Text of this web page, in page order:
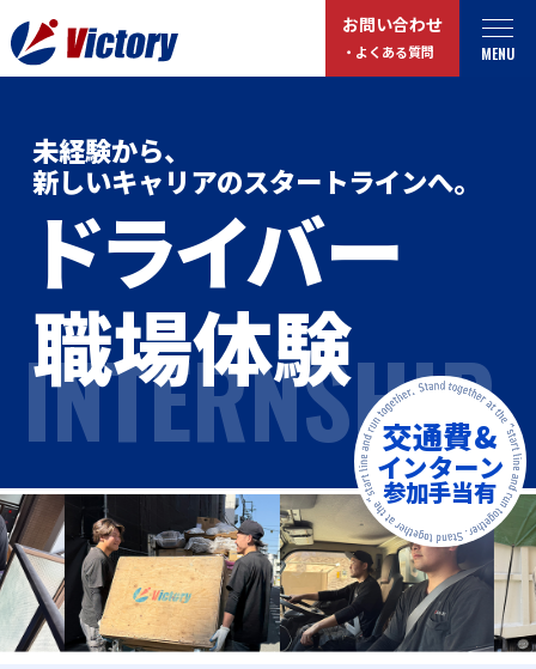
MENU
お問い合わせ
・よくある質問
トップ
事業紹介
総合解体 / 解体事業
産業廃棄物収集/ 運搬
企業概要
私たちについて
事業拠点・工場紹介
サステナビリティ
活動レポート
お役立ちコラム
プライバシーポリシー
お問い合わせ
よくある質問
マイページログイン
採用情報
未経験から、
新しいキャリアのスタートラインへ。
ドライバー
職場体験
INTERNSHIP
交通費&
インターン
参加手当有